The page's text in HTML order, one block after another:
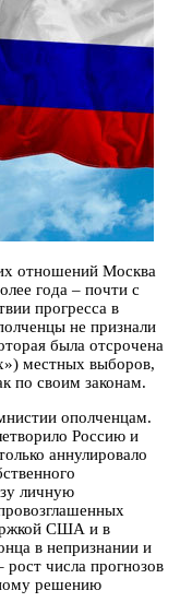
отношений Москва
года – почти с
прогресса в
не признали
была отсрочена
местных выборов,
по своим законам.
ополченцам.
Россию и
аннулировало
личную
США и в
в непризнании и
числа прогнозов
решению